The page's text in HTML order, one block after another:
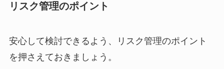
リスク管理のポイント
安心して検討できるよう、リスク管理のポイント
を押さえておきましょう。